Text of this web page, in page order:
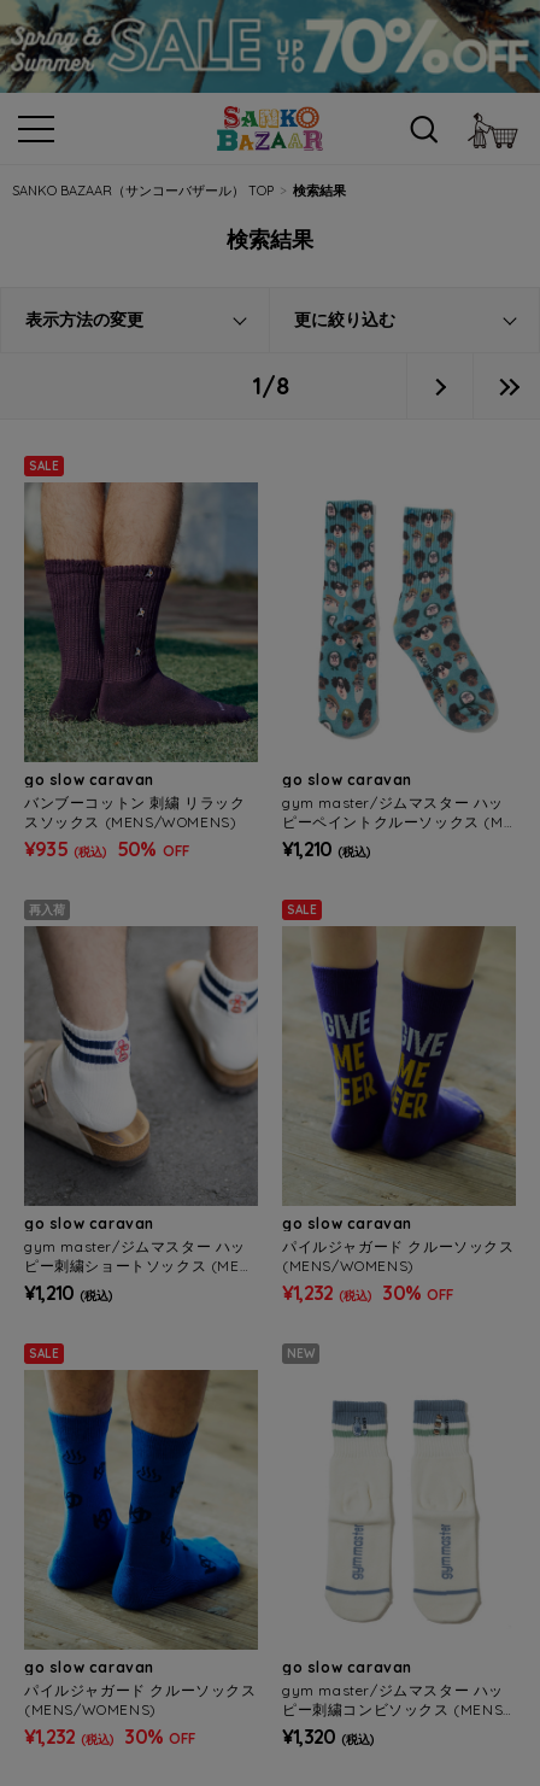
SANKO BAZAAR（サンコーバザール） TOP 検索結果
検索結果
表示方法の変更 更に絞り込む
1/8
SALE
go slow caravan
バンブーコットン 刺繍 リラック
スソックス (MENS/WOMENS)
¥935 (税込) 50% OFF
go slow caravan
gym master/ジムマスター ハッ
ピーペイントクルーソックス (ME
NS/WOMENS)
¥1,210 (税込)
再入荷
go slow caravan
gym master/ジムマスター ハッ
ピー刺繍ショートソックス (MEN
S/WOMENS)
¥1,210 (税込)
SALE
go slow caravan
パイルジャガード クルーソックス
(MENS/WOMENS)
¥1,232 (税込) 30% OFF
SALE
go slow caravan
パイルジャガード クルーソックス
(MENS/WOMENS)
¥1,232 (税込) 30% OFF
NEW
go slow caravan
gym master/ジムマスター ハッ
ピー刺繍コンビソックス (MENS/
WOMENS)
¥1,320 (税込)